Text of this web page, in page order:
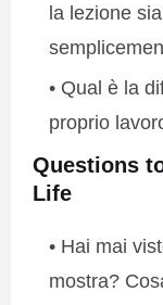
la lezione
Qual è la
proprio
Questions
Life
Hai mai
mostra?